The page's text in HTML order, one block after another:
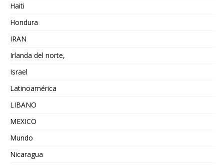
Haiti
Hondura
IRAN
Irlanda del norte,
Israel
Latinoamérica
LIBANO
MEXICO
Mundo
Nicaragua